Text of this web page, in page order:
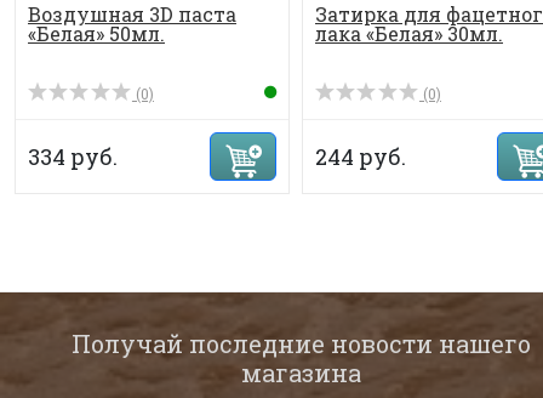
Воздушная 3D паста
«Белая» 50мл.
(0)
334 руб.
Затирка для
лака «Белая» 30мл.
(0)
244 руб.
Получай последние новости нашего
магазина